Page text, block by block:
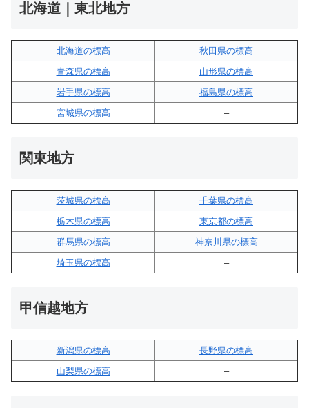
北海道｜東北地方
北海道の標高
秋田県の標高
青森県の標高
山形県の標高
岩手県の標高
福島県の標高
宮城県の標高
–
関東地方
茨城県の標高
千葉県の標高
栃木県の標高
東京都の標高
群馬県の標高
神奈川県の標高
埼玉県の標高
–
甲信越地方
新潟県の標高
長野県の標高
山梨県の標高
–